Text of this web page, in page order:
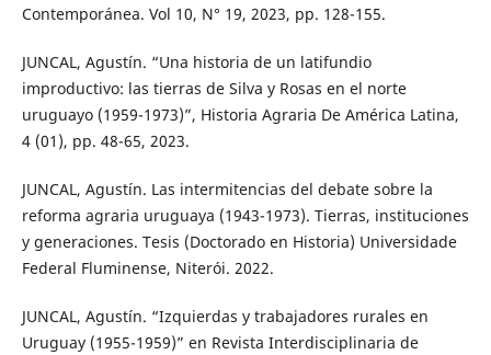
Contemporánea. Vol 10, N° 19, 2023, pp. 128-155.
JUNCAL, Agustín. “Una historia de un latifundio
improductivo: las tierras de Silva y Rosas en el norte
uruguayo (1959-1973)”, Historia Agraria De América Latina,
4 (01), pp. 48-65, 2023.
JUNCAL, Agustín. Las intermitencias del debate sobre la
reforma agraria uruguaya (1943-1973). Tierras, instituciones
y generaciones. Tesis (Doctorado en Historia) Universidade
Federal Fluminense, Niterói. 2022.
JUNCAL, Agustín. “Izquierdas y trabajadores rurales en
Uruguay (1955-1959)” en Revista Interdisciplinaria de